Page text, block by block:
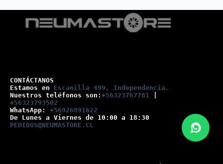
CONTÁCTANOS
Estamos en Escanilla 499, Independencia.
Nuestros teléfonos son: +56323767781
+56323793502
WhatsApp: +56926891622
De Lunes a Viernes de 10:00 a 18:30
PEDIDOS@NEUMASTORE.CL